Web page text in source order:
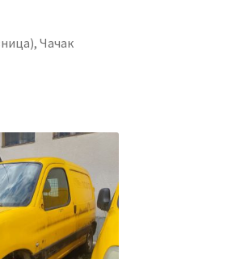
Чачак